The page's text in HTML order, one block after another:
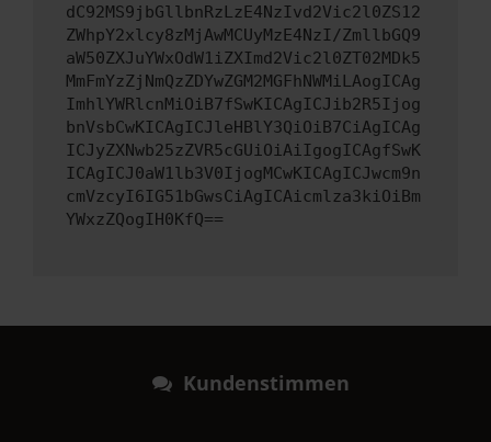
dC92MS9jbGllbnRzLzE4NzIvd2Vic2l0ZS12
ZWhpY2xlcy8zMjAwMCUyMzE4NzI/ZmllbGQ9
aW50ZXJuYWxOdW1iZXImd2Vic2l0ZT02MDk5
MmFmYzZjNmQzZDYwZGM2MGFhNWMiLAogICAg
ImhlYWRlcnMiOiB7fSwKICAgICJib2R5Ijog
bnVsbCwKICAgICJleHBlY3QiOiB7CiAgICAg
ICJyZXNwb25zZVR5cGUiOiAiIgogICAgfSwK
ICAgICJ0aW1lb3V0IjogMCwKICAgICJwcm9n
cmVzcyI6IG51bGwsCiAgICAicmlza3kiOiBm
YWxzZQogIH0KfQ==
Kundenstimmen